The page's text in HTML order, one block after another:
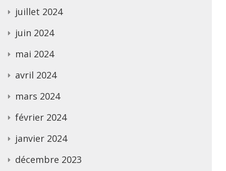
juillet 2024
juin 2024
mai 2024
avril 2024
mars 2024
février 2024
janvier 2024
décembre 2023